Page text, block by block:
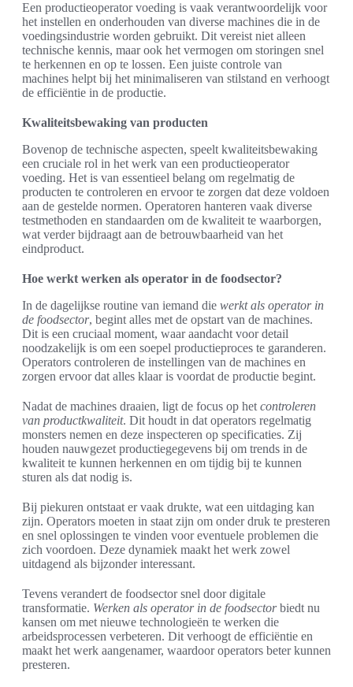
Een productieoperator voeding is vaak verantwoordelijk voor
het instellen en onderhouden van diverse machines die in de
voedingsindustrie worden gebruikt. Dit vereist niet alleen
technische kennis, maar ook het vermogen om storingen snel
te herkennen en op te lossen. Een juiste controle van
machines helpt bij het minimaliseren van stilstand en verhoogt
de efficiëntie in de productie.
Kwaliteitsbewaking van producten
Bovenop de technische aspecten, speelt kwaliteitsbewaking
een cruciale rol in het werk van een productieoperator
voeding. Het is van essentieel belang om regelmatig de
producten te controleren en ervoor te zorgen dat deze voldoen
aan de gestelde normen. Operatoren hanteren vaak diverse
testmethoden en standaarden om de kwaliteit te waarborgen,
wat verder bijdraagt aan de betrouwbaarheid van het
eindproduct.
Hoe werkt werken als operator in de foodsector?
In de dagelijkse routine van iemand die werkt als operator in
de foodsector, begint alles met de opstart van de machines.
Dit is een cruciaal moment, waar aandacht voor detail
noodzakelijk is om een soepel productieproces te garanderen.
Operators controleren de instellingen van de machines en
zorgen ervoor dat alles klaar is voordat de productie begint.
Nadat de machines draaien, ligt de focus op het controleren
van productkwaliteit. Dit houdt in dat operators regelmatig
monsters nemen en deze inspecteren op specificaties. Zij
houden nauwgezet productiegegevens bij om trends in de
kwaliteit te kunnen herkennen en om tijdig bij te kunnen
sturen als dat nodig is.
Bij piekuren ontstaat er vaak drukte, wat een uitdaging kan
zijn. Operators moeten in staat zijn om onder druk te presteren
en snel oplossingen te vinden voor eventuele problemen die
zich voordoen. Deze dynamiek maakt het werk zowel
uitdagend als bijzonder interessant.
Tevens verandert de foodsector snel door digitale
transformatie. Werken als operator in de foodsectorbiedt nu
kansen om met nieuwe technologieën te werken die
arbeidsprocessen verbeteren. Dit verhoogt de efficiëntie en
maakt het werk aangenamer, waardoor operators beter kunnen
presteren.